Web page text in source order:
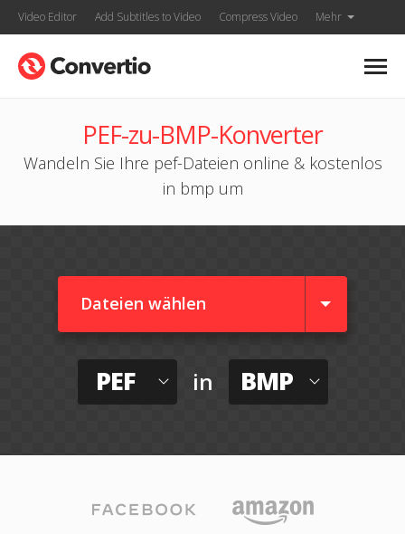
Video Editor Add Subtitles to Video Compress Video Mehr
PEF-zu-BMP-Konverter
Wandeln Sie Ihre pef-Dateien online & kostenlos
in bmp um
Dateien wählen
PEF in BMP